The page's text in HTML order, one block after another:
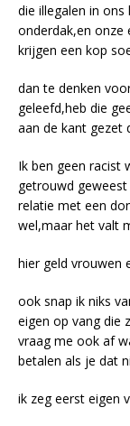
die illegalen in
onderdak,en onze
krijgen een kop
dan te denken
geleefd,heb die
aan de kant gezet
Ik ben geen racist
getrouwd
relatie met een
wel,maar het valt
hier geld vrouwen
ook snap ik niks
eigen op vang die
vraag me ook af
betalen als je dat
ik zeg eerst eigen